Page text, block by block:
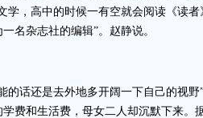
，高中的时候一有空就会阅读《读者
名杂志社的编辑”。赵静说。
话还是去外地多开阔一下自己的视野
费和生活费，母女二人却沉默下来。